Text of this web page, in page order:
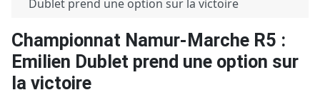
Dublet prend une option sur la victoire
Championnat Namur-Marche R5 :
Emilien Dublet prend une option sur
la victoire